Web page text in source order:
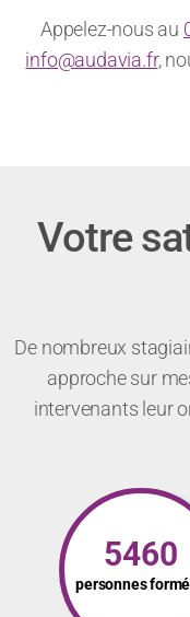
Appelez-nous au
info@audavia.fr,
Votre
De nombreux
approche sur
intervenants leur